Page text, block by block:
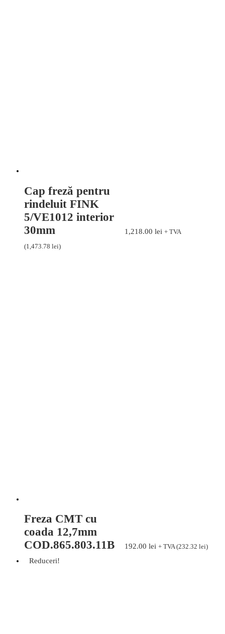
Cap freză pentru
rindeluit FINK
5/VE1012 interior
30mm
1,218.00 lei + TVA
(1,473.78 lei)
Freza CMT cu
coada 12,7mm
COD.865.803.11B
192.00 lei + TVA (232.32 lei)
Reduceri!